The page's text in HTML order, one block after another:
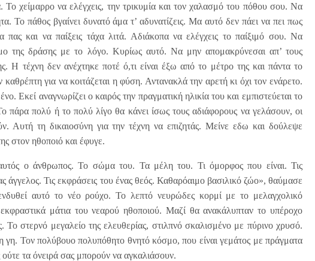
Το χείμαρρο να ελέγχεις, την τρικυμία και τον χαλασμό του πόθου σου. Να
Το πάθος βγαίνει δυνατό άμα τ’ αδυνατίζεις. Μα αυτό δεν πάει να πει πως
και να παίξεις τάχα λιτά. Αδιάκοπα να ελέγχεις το παίξιμό σου. Να
της δράσης με το λόγο. Κυρίως αυτό. Να μην απομακρύνεσαι απ’ τους
Η τέχνη δεν ανέχτηκε ποτέ ό,τι είναι έξω από το μέτρο της και πάντα το
για να κοιτάζεται η φύση. Αντανακλά την αρετή κι όχι τον ενάρετο.
Εκεί αναγνωρίζει ο καιρός την πραγματική ηλικία του και εμπιστεύεται το
πάρα πολύ ή το πολύ λίγο θα κάνει ίσως τους αδιάφορους να γελάσουν, οι
Αυτή τη δικαιοσύνη για την τέχνη να επιζητάς. Μείνε εδω και δούλεψε
στον ηθοποιό και έφυγε.
αυτός ο άνθρωπος. Το σώμα του. Τα μέλη του. Τι όμορφος που είναι. Τις
άγγελος. Τις εκφράσεις του ένας θεός. Καθαρόαιμο βασιλικό ζώο», θαύμασε
αυτό το νέο ρούχο. Το λεπτό νευρώδες κορμί με το μελαγχολικό
μάτια του νεαρού ηθοποιού. Μαζί θα ανακάλυπταν το υπέροχο
Το στερνό μεγαλείο της ελευθερίας, στιλπνό σκαλισμένο με πύρινο χρυσό.
γη. Τον πολύβουο πολυπόθητο θνητό κόσμο, που είναι γεμάτος με πράγματα
τα όνειρά σας μπορούν να αγκαλιάσουν.